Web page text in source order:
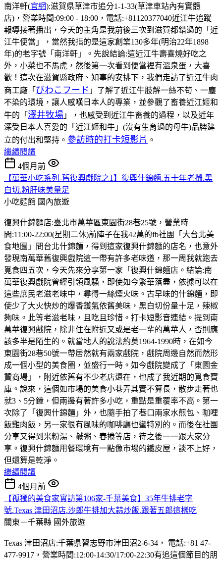
南洋軒(官網):滋賀県草津市追分1-1-33(草津車站內有實體
店)，營業時間:09:00 - 18:00，電話:+81120377040近江牛追蹤
報導接著播出，今天的主角是我前後三次到滋賀都錯過的「近
江牛便當」，當然我指的是這家創業130多年(明治22年1898
年)的老字號「南洋軒」。先說結論:這近江牛壽喜燒好吃之
外，小菜也不馬虎，然後第一次看到便當裡有溫泉蛋，大喜
歡！這次在滋賀縣政府、知事的安排下，我們走訪了近江牛肉
商工廠「 びわこフード 」了解了近江牛肢解一絲不苟、一塵
不染的環境，讓人感嘆日本人的專業，並參觀了畜養近江姬和
牛的「 澤井牧場 」，也感受到近江牛畜養的過程，以及近年
深受日本人喜愛的「近江姬和牛」(沒有生育過的母牛)品牌建
立的付出和堅持。 參訪時的打卡短影片 。
繼續閱讀
4個月前
【萬華小吃系列-舊復興戲院之1】復興什錦麵.五十年老攤.黑
白切.粉肝味美量足
小吃麵館 國內旅遊
復興什錦麵店:臺北市萬華區東園街28巷25號，營業時
間:11:00-22:00(星期二休)前陣子在我42萬的fb社團「大台北美
食地圖」問台北什錦麵，得到這家復興什錦麵的店名，也意外
發現南萬華舊復興戲院這一帶有許多老味道，那一周我就跑去
覓食四五次，今天先來分享第一家「復興什錦麵店。結論:南
萬華復興戲院曾經引領風騷，即使如今繁華落盡，依據可以在
這些庶民老滋老味中，尋得一絲煙火味。古早味的什錦麵，即
使少了大火快炒的爆香鑊氣依舊美味，黑白切份量十足，辣椒
夠味。此等老滋老味，且吃且珍惜。打卡短影音連結。提到南
萬華復興戲院，除非住在附近又或是老一輩的萬華人，否則應
該多半是陌生的。就當地人的說法約莫1964-1990時，在如今
東園街28巷50號一帶居然就有兩家戲院，戲院周邊自然而然形
成一個小型的美食圈，並盛行一時。如今戲院變成了「東園金
贊商場」，附近依舊有不少老店還在，也成了我近期的覓食寶
庫。說來，這個如市場的美食小巷弄其實不算長，散步走著也
就3、5分鐘，但兩邊有著許多小吃，重點是重覆率不高。第一
次除了「復興什錦麵」外，也隨手拍了巷口兩家水煎包、咖哩
飯雞肉飯，另一家很有風味的咖啡廳也蠻特別的。而後在社團
分享又得到米粉湯、鹹粥、春捲等店，待之後一一跟大家分
享。復興什錦麵用餐環境有一點像市場的鐵皮屋，談不上好，
但還算是乾淨。
繼續閱讀
4個月前
【孤獨的美食家實訪第106家-千葉美食】35年牛排老字
號.Texas 津田沼店.沙郎牛排加大蒜炒飯.跟著五郎這樣吃
關東－千葉縣 國外旅遊
Texas 津田沼店:千葉県習志野市津田沼2-6-34， 電話:+81 47-
477-9917，營業時間:12:00-14:30/17:00-22:30有追這個節目的朋